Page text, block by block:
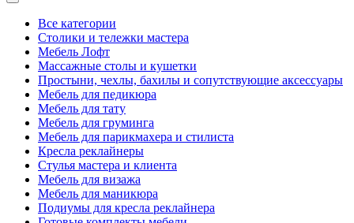
Все категории
Столики и тележки мастера
Мебель Лофт
Массажные столы и кушетки
Простыни, чехлы, бахилы и сопутствующие аксессуары
Мебель для педикюра
Мебель для тату
Мебель для груминга
Мебель для парикмахера и стилиста
Кресла реклайнеры
Стулья мастера и клиента
Мебель для визажа
Мебель для маникюра
Подиумы для кресла реклайнера